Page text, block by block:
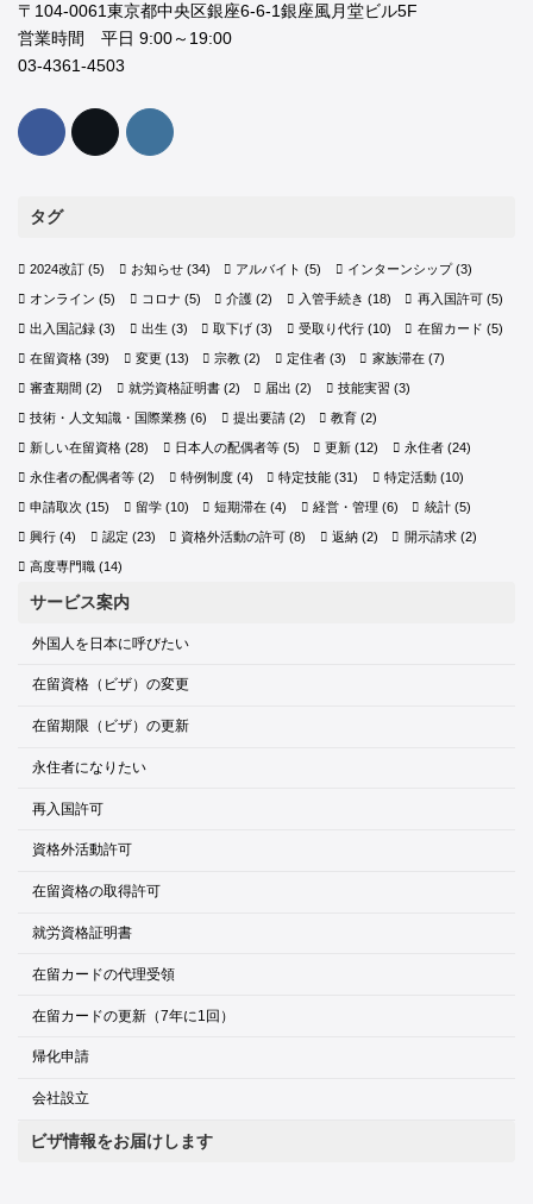
〒104-0061東京都中央区銀座6-6-1銀座風月堂ビル5F
営業時間 平日 9:00～19:00
03-4361-4503
タグ
2024改訂 (5) お知らせ(34) アルバイト (5) インターンシップ(3)
オンライン (5) コロナ (5) 介護 (2) 入管手続き (18) 再入国許可(5)
出入国記録 (3) 出生 (3) 取下げ (3) 受取り代行(10) 在留カード (5)
在留資格 (39) 変更 (13) 宗教 (2) 定住者(3) 家族滞在(7)
審査期間 (2) 就労資格証明書(2) 届出 (2) 技能実習 (3)
技術・人文知識・国際業務 (6) 提出要請(2) 教育 (2)
新しい在留資格 (28) 日本人の配偶者等(5) 更新 (12) 永住者(24)
永住者の配偶者等 (2) 特例制度(4) 特定技能 (31) 特定活動(10)
申請取次 (15) 留学(10) 短期滞在 (4) 経営・管理 (6) 統計(5)
興行 (4) 認定 (23) 資格外活動の許可 (8) 返納(2) 開示請求(2)
高度専門職 (14)
サービス案内
外国人を日本に呼びたい
在留資格（ビザ）の変更
在留期限（ビザ）の更新
永住者になりたい
再入国許可
資格外活動許可
在留資格の取得許可
就労資格証明書
在留カードの代理受領
在留カードの更新（7年に1回）
帰化申請
会社設立
ビザ情報をお届けします